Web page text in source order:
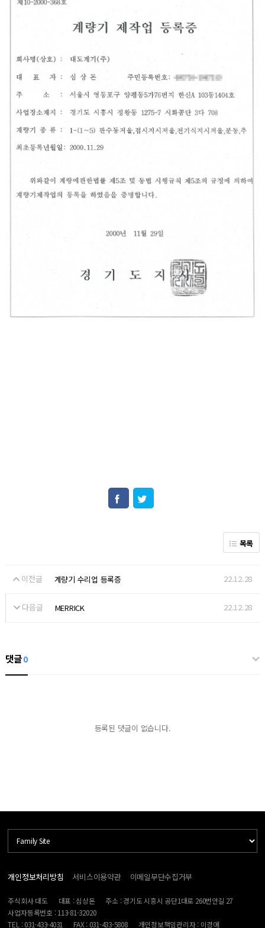
목록
이전글 계량기 수리업 등록증 22.12.28
다음글 MERRICK 22.12.28
댓글0
등록된 댓글이 없습니다.
개인정보처리방침 서비스이용약관 이메일무단수집거부
주식회사 대도 대표 : 심상돈
주소 : 경기도 시흥시 공단1대로 260번안길 27
사업자등록번호 : 113-81-32020
TEL : 031-433-4031
FAX : 031-433-5808 개인정보책임관리자 : 이경애